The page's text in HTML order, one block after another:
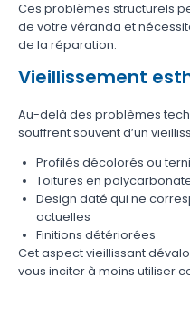
Ces problèmes structurels
de votre véranda et
de la réparation.
Vieillissement
Au-delà des problèmes
souffrent souvent d’un
Profilés décolorés ou
Toitures en
Design daté qui ne
actuelles
Finitions détériorées
Cet aspect vieillissant
vous inciter à moins utiliser